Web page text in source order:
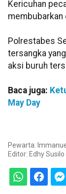
Kericuhan
membubarkan
Polrestabes
tersangka
aksi buruh
Baca juga:
May Day
Pewarta:
Editor: Edhy Susilo